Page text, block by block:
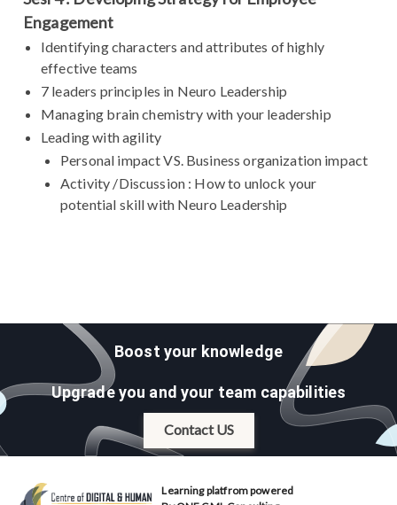
Engagement
Identifying characters and attributes of highly
effective teams
7 leaders principles in Neuro Leadership
Managing brain chemistry with your leadership
Leading with agility
Personal impact VS. Business organization impact
Activity /Discussion : How to unlock your
potential skill with Neuro Leadership
Boost your knowledge
Upgrade you and your team capabilities
Contact US
Learning platfrom powered